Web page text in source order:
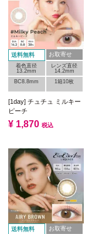
送料無料 お取寄せ
着色直径
13.2mm
レンズ直径
14.2mm
BC8.8mm
1箱10枚
[1day] チュチュ ミルキー
ピーチ
¥ 1,870 税込
送料無料 お取寄せ